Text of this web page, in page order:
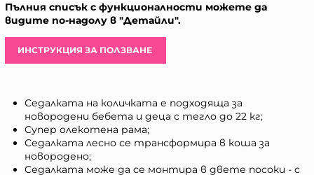
Пълния списък с функционалности можете да
видите по-надолу в "Детайли".
ИНСТРУКЦИЯ ЗА ПОЛЗВАНЕ
Седалката на количката е подходяща за
новородени бебета и деца с тегло до 22 кг;
Супер олекотена рама;
Седалката лесно се трансформира в коша за
новородено;
Седалката може да се монтира в двете посоки - с